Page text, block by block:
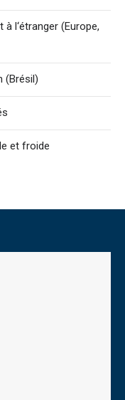
à l‘étranger (Europe,
(Brésil)
et froide